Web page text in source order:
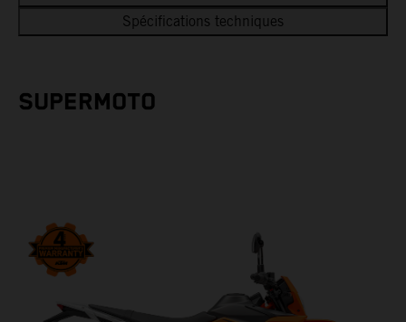
Spécifications techniques
SUPERMOTO